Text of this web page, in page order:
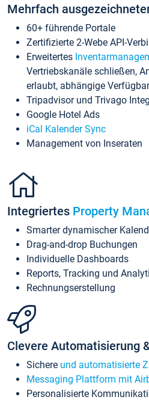
Mehrfach
60+ führende Portale
Zertifizierte 2-Webe API-
Erweitertes
Vertriebskanäle schließen,
erlaubt, abhängige
Tripadvisor und Trivago
Google Hotel Ads
iCal Kalender Sync
Management von Inseraten
Integriertes Property
Smarter dynamischer
Drag-and-drop Buchungen
Individuelle Dashboards
Reports, Tracking und
Rechnungserstellung
Clevere Automatisierung
Sichere und automatisierte
Messaging Plattform mit
Personalisierte